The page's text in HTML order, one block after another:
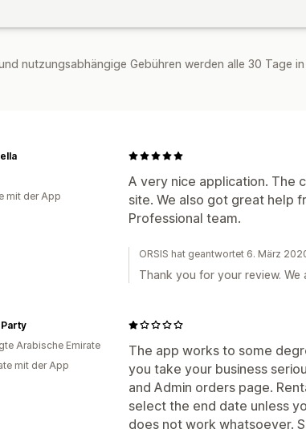
nutzungsabhängige Gebühren werden alle 30 Tage
A very nice application. The
site. We also got great help
Professional team.
mit der App
ORSIS hat geantwortet 6. März
Thank you for your review.
The app works to some
you take your business
and Admin orders page.
select the end date unless
does not work whatsoever.
Arabische Emirate
mit der App